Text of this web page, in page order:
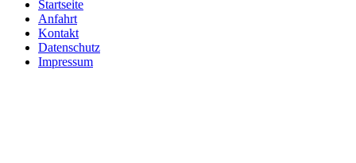
Startseite
Anfahrt
Kontakt
Datenschutz
Impressum